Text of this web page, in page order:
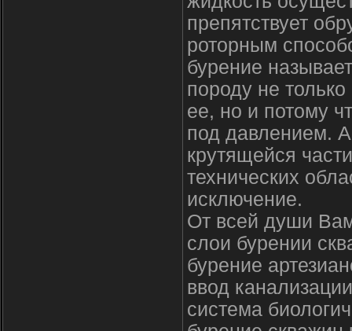
препятствует
роторным
бурение
породу не
ее, но и потому
под давлением.
крутящейся
технических
исключение.
От всей души
слои бурении
бурение
ввод
система